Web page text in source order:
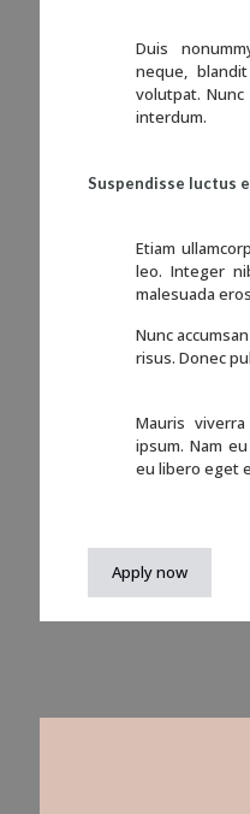
Duis
neque,
volutpat.
interdum.
Suspendisse luctus
Etiam
leo. Integer
malesuada
Nunc
risus. Donec
Mauris
ipsum. Nam
eu libero eget
Apply now